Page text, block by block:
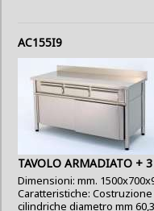
AC155I9
TAVOLO ARMADIATO +
Dimensioni: mm.
Caratteristiche:
cilindriche diametro mm